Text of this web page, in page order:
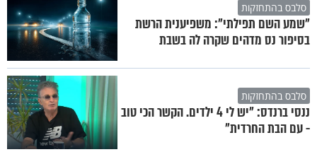
סלבס בהתחזקות
"שמע השם תפילתי": משפיענית הרשת
בסיפור נס מדהים שקרה לה בשבת
סלבס בהתחזקות
ננסי ברנדס: "יש לי 4 ילדים. הקשר הכי טוב
- עם הבת החרדית"